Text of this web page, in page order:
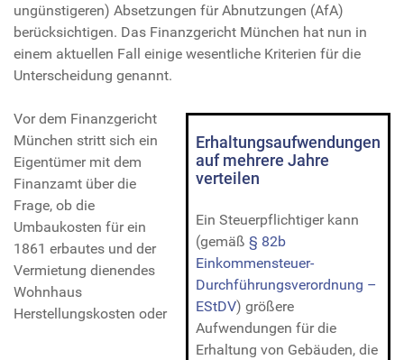
ungünstigeren) Absetzungen für Abnutzungen (AfA)
berücksichtigen. Das Finanzgericht München hat nun in
einem aktuellen Fall einige wesentliche Kriterien für die
Unterscheidung genannt.
Erhaltungsaufwendungen
auf mehrere Jahre
verteilen
Ein Steuerpflichtiger kann
(gemäß § 82b
Einkommensteuer-
Durchführungsverordnung –
EStDV) größere
Aufwendungen für die
Erhaltung von Gebäuden, die
Vor dem Finanzgericht
München stritt sich ein
Eigentümer mit dem
Finanzamt über die
Frage, ob die
Umbaukosten für ein
1861 erbautes und der
Vermietung dienendes
Wohnhaus
Herstellungskosten oder